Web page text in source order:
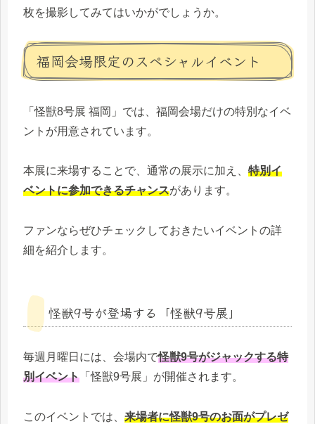
枚を撮影してみてはいかがでしょうか。
福岡会場限定のスペシャルイベント
「怪獣8号展 福岡」では、福岡会場だけの特別なイベ
ントが用意されています。
本展に来場することで、通常の展示に加え、 特別イ
ベントに参加できるチャンスがあります。
ファンならぜひチェックしておきたいイベントの詳
細を紹介します。
怪獣9号が登場する「怪獣9号展」
毎週月曜日には、会場内で怪獣9号がジャックする特
別イベント 「怪獣9号展」が開催されます。
このイベントでは、 来場者に怪獣9号のお面がプレゼ